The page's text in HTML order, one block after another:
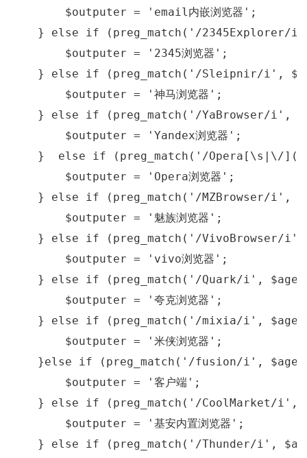
        $outputer =
'email内嵌浏览器' ;
    }
else if (preg_match( '/2345Explorer/i'
        $outputer =
'2345浏览器' ;
    }
else if (preg_match( '/Sleipnir/i' ,
        $outputer =
'神马浏览器' ;
    }
else if (preg_match( '/YaBrowser/i' ,
        $outputer =
'Yandex浏览器' ;
    }
else if (preg_match( '/Opera[\s|\/
        $outputer =
'Opera浏览器' ;
    }
else if (preg_match( '/MZBrowser/i' ,
        $outputer =
'魅族浏览器' ;
    }
else if (preg_match( '/VivoBrowser/i'
        $outputer =
'vivo浏览器' ;
    }
else if (preg_match( '/Quark/i' ,
        $outputer =
'夸克浏览器' ;
    }
else if (preg_match( '/mixia/i' ,
        $outputer =
'米侠浏览器' ;
    }
else if (preg_match( '/fusion/i' ,
        $outputer =
'客户端' ;
    }
else if (preg_match( '/CoolMarket/i' ,
        $outputer =
'基安内置浏览器' ;
    }
else if (preg_match( '/Thunder/i' ,